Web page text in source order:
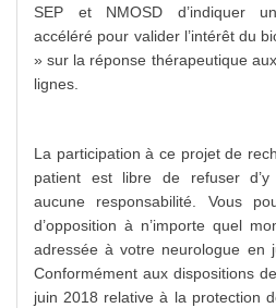
SEP et NMOSD d’indiquer
accéléré pour valider l’intérêt du
» sur la réponse thérapeutique
lignes.
La participation à ce projet de
patient est libre de refuser
aucune responsabilité. Vous
d’opposition à n’importe quel
adressée à votre neurologue en
Conformément aux dispositions
juin 2018 relative à la protection